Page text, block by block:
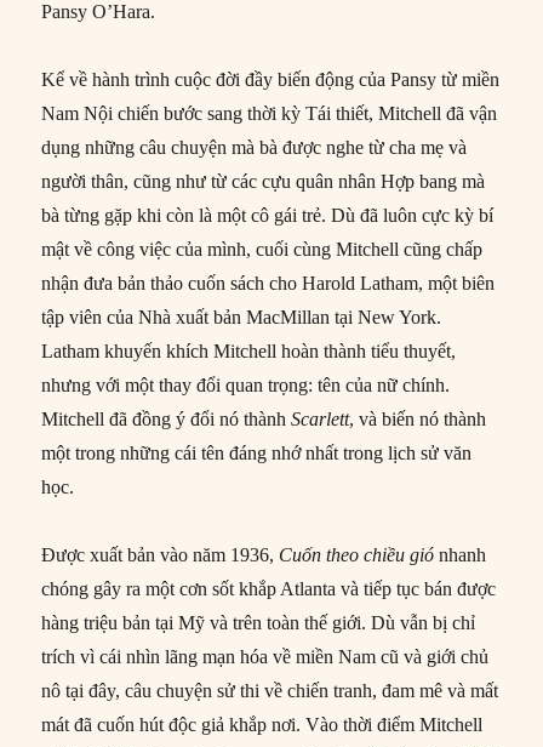
Pansy O’Hara.
Kể về hành trình cuộc đời đầy biến động của Pansy từ miền
Nam Nội chiến bước sang thời kỳ Tái thiết, Mitchell đã vận
dụng những câu chuyện mà bà được nghe từ cha mẹ và
người thân, cũng như từ các cựu quân nhân Hợp bang mà
bà từng gặp khi còn là một cô gái trẻ. Dù đã luôn cực kỳ bí
mật về công việc của mình, cuối cùng Mitchell cũng chấp
nhận đưa bản thảo cuốn sách cho Harold Latham, một biên
tập viên của Nhà xuất bản MacMillan tại New York.
Latham khuyến khích Mitchell hoàn thành tiểu thuyết,
nhưng với một thay đổi quan trọng: tên của nữ chính.
Mitchell đã đồng ý đổi nó thànhScarlett, và biến nó thành
một trong những cái tên đáng nhớ nhất trong lịch sử văn
học.
Được xuất bản vào năm 1936, Cuốn theo chiều gió nhanh
chóng gây ra một cơn sốt khắp Atlanta và tiếp tục bán được
hàng triệu bản tại Mỹ và trên toàn thế giới. Dù vẫn bị chỉ
trích vì cái nhìn lãng mạn hóa về miền Nam cũ và giới chủ
nô tại đây, câu chuyện sử thi về chiến tranh, đam mê và mất
mát đã cuốn hút độc giả khắp nơi. Vào thời điểm Mitchell